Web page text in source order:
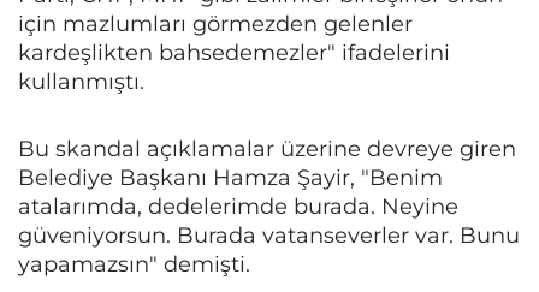
için mazlumları görmezden gelenler
kardeşlikten bahsedemezler" ifadelerini
kullanmıştı.
Bu skandal açıklamalar üzerine devreye giren
Belediye Başkanı Hamza Şayir, "Benim
atalarımda, dedelerimde burada. Neyine
güveniyorsun. Burada vatanseverler var. Bunu
yapamazsın" demişti.